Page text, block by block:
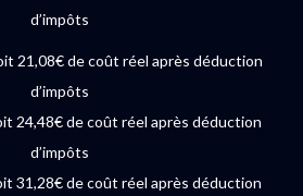
d’impôts
21,08€ de coût réel après déduction
d’impôts
24,48€ de coût réel après déduction
d’impôts
31,28€ de coût réel après déduction